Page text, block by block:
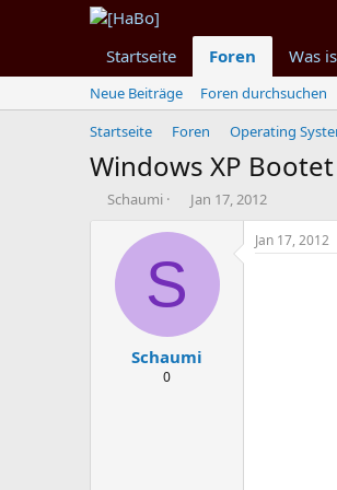
Startseite Foren Was
Neue Beiträge
Foren durchsuchen
Startseite
Foren Operating
Windows XP
T
Schaumi
B
g
a
t
Jan 17, 2012
S
Schaumi
0
Jan 17, 2012